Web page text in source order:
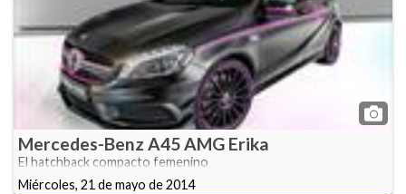
Mercedes-Benz A45 AMG Erika
El hatchback compacto femenino
Miércoles, 21 de mayo de 2014